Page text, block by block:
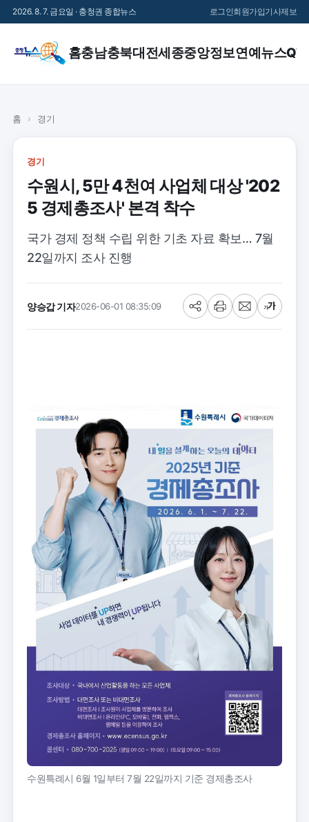
2026. 8. 7. 금요일 · 충청권 종합뉴스 로그인회원가입기사제보
홈충남충북대전세종중앙정보연예 뉴스
홈 › 경기
경기
수원시, 5만 4천여 사업체 대상 '202
5 경제총조사' 본격 착수
국가 경제 정책 수립 위한 기초 자료 확보… 7월
22일까지 조사 진행
양승갑 기자2026-06-01 08:35:09
공
유
프
린
메
일
글
씨
수원특례시 6월 1일부터 7월 22일까지 기준 경제총조사